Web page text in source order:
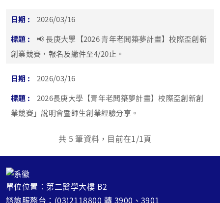
2026/03/16
📢 長庚大學【2026 青年老闆築夢計畫】校際盃創新
創業競賽，報名及繳件至4/20止。
2026/03/16
2026長庚大學【青年老闆築夢計畫】校際盃創新創
業競賽」說明會暨師生創業經驗分享。
共 5 筆資料，目前在1/1頁
單位位置：第二醫學大樓 B2
諮詢服務台：(03)2118800 轉 3900、3901